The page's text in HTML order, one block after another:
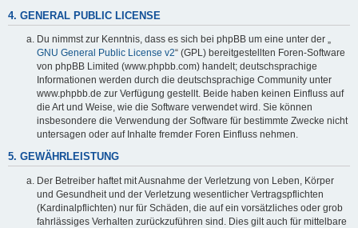
4. GENERAL PUBLIC LICENSE
Du nimmst zur Kenntnis, dass es sich bei phpBB um eine unter der „
GNU General Public License v2“ (GPL) bereitgestellten Foren-Software
von phpBB Limited (www.phpbb.com) handelt; deutschsprachige
Informationen werden durch die deutschsprachige Community unter
www.phpbb.de zur Verfügung gestellt. Beide haben keinen Einfluss auf
die Art und Weise, wie die Software verwendet wird. Sie können
insbesondere die Verwendung der Software für bestimmte Zwecke nicht
untersagen oder auf Inhalte fremder Foren Einfluss nehmen.
5. GEWÄHRLEISTUNG
Der Betreiber haftet mit Ausnahme der Verletzung von Leben, Körper
und Gesundheit und der Verletzung wesentlicher Vertragspflichten
(Kardinalpflichten) nur für Schäden, die auf ein vorsätzliches oder grob
fahrlässiges Verhalten zurückzuführen sind. Dies gilt auch für mittelbare